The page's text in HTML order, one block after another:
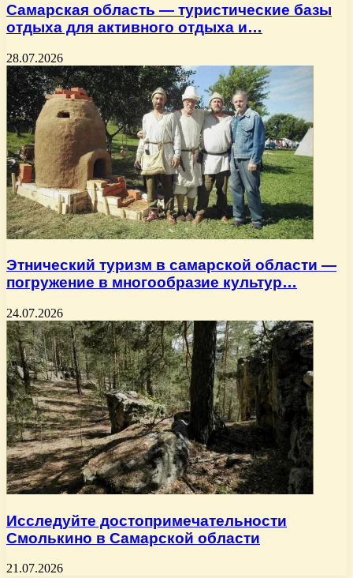
Самарская область — туристические базы
отдыха для активного отдыха и…
28.07.2026
Этнический туризм в самарской области —
погружение в многообразие культур…
24.07.2026
Исследуйте достопримечательности
Смолькино в Самарской области
21.07.2026